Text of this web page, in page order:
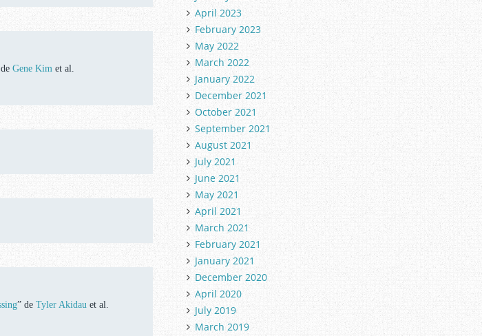
Gene Kim et al.
” de Tyler Akidau et al.
April 2023
February 2023
May 2022
March 2022
January 2022
December 2021
October 2021
September 2021
August 2021
July 2021
June 2021
May 2021
April 2021
March 2021
February 2021
January 2021
December 2020
April 2020
July 2019
March 2019